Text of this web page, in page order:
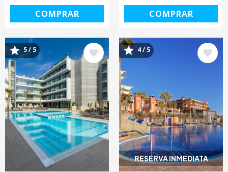
COMPRAR
COMPRAR
Image
5 / 5
RESERVA INMEDIATA
Image
4 / 5